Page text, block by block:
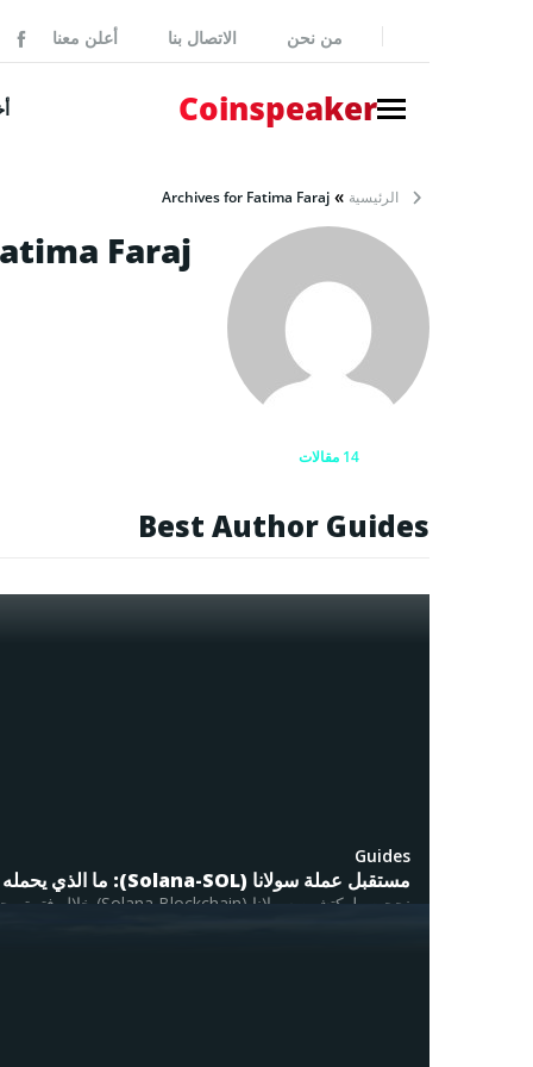
أخبار
سعر Ethereum اليوم
من نحن الاتصال بنا أعلن معنا
Coinspeaker
الرئيسية »
Archives for Fatima Faraj
14 مقالات
Faraj
Best Author Guides
Guides
مستقبل عملة سولانا (Solana-SOL): ما الذي يحمله المستقبل لها ولسوق الكريبتو ككل؟
نجحت بلوكتشين سولانا (Solana Blockchain) خلال فترة وجيزة بترسيخ نفسها كإحدى الركائز الأساسية لبلوكتشين الطبقة...